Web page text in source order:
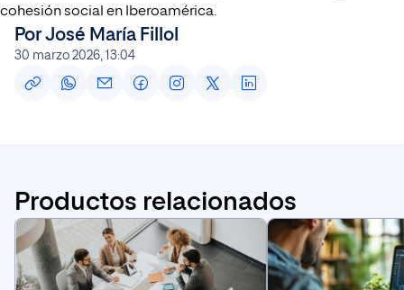
cohesión social en Iberoamérica.
Por José María Fillol
30 marzo 2026, 13:04
Productos relacionados